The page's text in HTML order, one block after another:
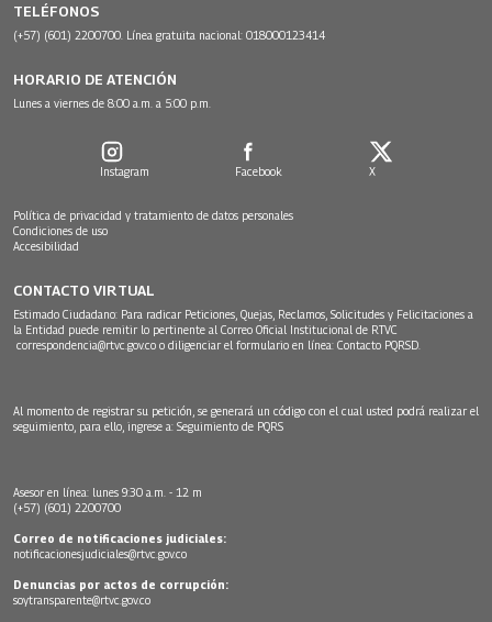
TELÉFONOS
(+57) (601) 2200700. Línea gratuita nacional: 018000123414
HORARIO DE ATENCIÓN
Lunes a viernes de 8:00 a.m. a 5:00 p.m.
Instagram Facebook X
Política de privacidad y tratamiento de datos personales
Condiciones de uso
Accesibilidad
CONTACTO VIRTUAL
Estimado Ciudadano: Para radicar Peticiones, Quejas, Reclamos, Solicitudes y Felicitaciones a
la Entidad puede remitir lo pertinente al Correo Oficial Institucional de RTVC
correspondencia@rtvc.gov.co o diligenciar el formulario en línea: Contacto PQRSD.
Al momento de registrar su petición, se generará un código con el cual usted podrá realizar el
seguimiento, para ello, ingrese a: Seguimiento de PQRS
Asesor en línea: lunes 9:30 a.m. - 12 m
(+57) (601) 2200700
Correo de notificaciones judiciales:
notificacionesjudiciales@rtvc.gov.co
Denuncias por actos de corrupción:
soytransparente@rtvc.gov.co